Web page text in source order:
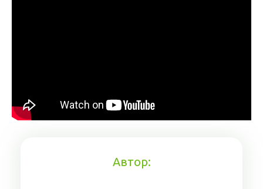
Автор: